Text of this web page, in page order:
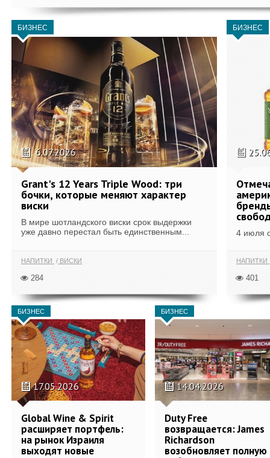
БИЗНЕС
6.07.2026
Grant's 12 Years Triple Wood: три
бочки, которые меняют характер
виски
В мире шотландского виски срок выдержки
уже давно перестал быть единственным...
НАПИТКИ ВИСКИ
284
БИЗНЕС
4 июля
НАПИТКИ
401
БИЗНЕС
17.05.2026
Global Wine & Spirit
расширяет портфель:
на рынок Израиля
выходят новые
БИЗНЕС
14.04.2026
Duty Free
возвращается: James
Richardson
возобновляет полную